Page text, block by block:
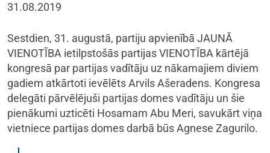
31.08.2019
Sestdien, 31. augustā, partiju apvienībā JAUNĀ
VIENOTĪBA ietilpstošās partijas VIENOTĪBA kārtējā
kongresā par partijas vadītāju uz nākamajiem diviem
gadiem atkārtoti ievēlēts Arvils Ašeradens. Kongresa
delegāti pārvēlējuši partijas domes vadītāju un šie
pienākumi uzticēti Hosamam Abu Meri, savukārt viņa
vietniece partijas domes darbā būs Agnese Zagurilo.